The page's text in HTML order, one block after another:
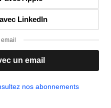
LinkedIn
un email
nos abonnements